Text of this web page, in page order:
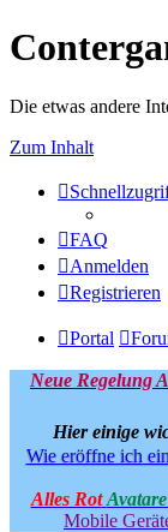
Die etwas andere
Zum Inhalt
FAQ
Anmelden
Registrieren
Portal
Neue Regelung
Hier einige
Wie eröffne ich
Alles Rot
Mobile